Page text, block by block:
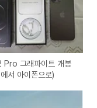
Pro 그래파이트 개봉
서 아이폰으로)